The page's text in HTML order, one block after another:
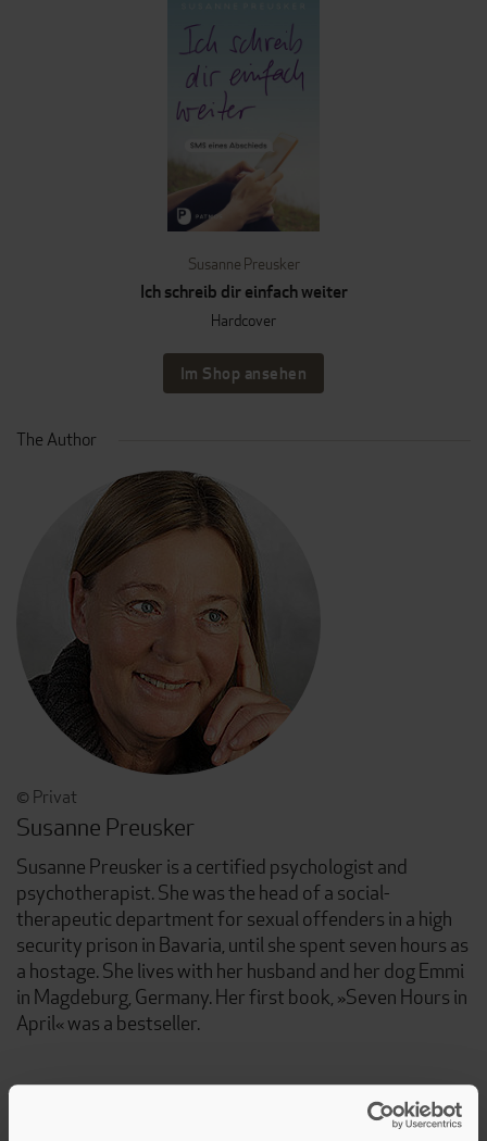
Susanne Preusker
Ich schreib dir einfach weiter
Hardcover
Im Shop ansehen
The Author
© Privat
Susanne Preusker
Susanne Preusker is a certified psychologist and
psychotherapist. She was the head of a social-
therapeutic department for sexual offenders in a high
security prison in Bavaria, until she spent seven hours as
a hostage. She lives with her husband and her dog Emmi
in Magdeburg, Germany. Her first book, »Seven Hours in
April« was a bestseller.